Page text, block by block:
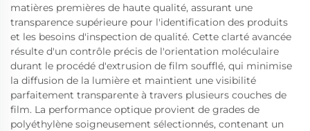
matières premières de haute qualité, assurant une
transparence supérieure pour l'identification des produits
et les besoins d'inspection de qualité. Cette clarté avancée
résulte d'un contrôle précis de l'orientation moléculaire
durant le procédé d'extrusion de film soufflé, qui minimise
la diffusion de la lumière et maintient une visibilité
parfaitement transparente à travers plusieurs couches de
film. La performance optique provient de grades de
polyéthylène soigneusement sélectionnés, contenant un